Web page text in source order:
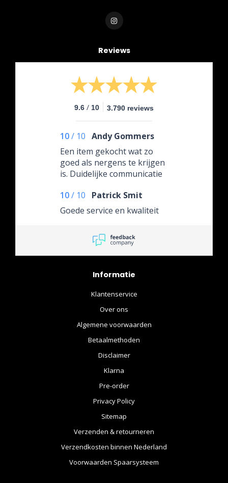
Reviews
9.6 / 10 3.790 reviews
10/ 10 Andy Gommers
Een item gekocht wat zo
goed als nergens te krijgen
is. Duidelijke communicatie
10/ 10
Patrick Smit
Goede service en kwaliteit
Informatie
Klantenservice
Over ons
Algemene voorwaarden
Betaalmethoden
Disclaimer
Klarna
Pre-order
Privacy Policy
Sitemap
Verzenden & retourneren
Verzendkosten binnen Nederland
Voorwaarden Spaarsysteem